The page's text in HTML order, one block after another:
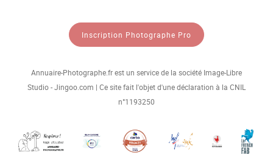
Inscription Photographe Pro
Annuaire-Photographe.fr est un service de la société Image-Libre
Studio - Jingoo.com | Ce site fait l'objet d'une déclaration à la CNIL
n°1193250